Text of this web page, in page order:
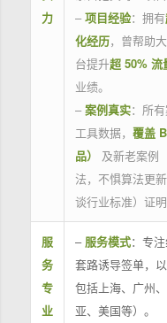
力
– 项目经验：拥有
化经历，曾帮助
台提升超 50% 流
业绩。
– 案例真实：所
工具数据， 覆盖
品）
及新老案例
法，不惧算法更
谈行业标准）证明
服
务
专
业
– 服务模式：专
套路诱导签单，
包括上海、广州
亚、美国等）。